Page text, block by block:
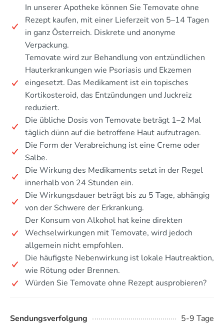
In unserer Apotheke können Sie Temovate ohne
Rezept kaufen, mit einer Lieferzeit von 5–14 Tagen
in ganz Österreich. Diskrete und anonyme
Verpackung.
Temovate wird zur Behandlung von entzündlichen
Hauterkrankungen wie Psoriasis und Ekzemen
eingesetzt. Das Medikament ist ein topisches
Kortikosteroid, das Entzündungen und Juckreiz
reduziert.
Die übliche Dosis von Temovate beträgt 1–2 Mal
täglich dünn auf die betroffene Haut aufzutragen.
Die Form der Verabreichung ist eine Creme oder
Salbe.
Die Wirkung des Medikaments setzt in der Regel
innerhalb von 24 Stunden ein.
Die Wirkungsdauer beträgt bis zu 5 Tage, abhängig
von der Schwere der Erkrankung.
Der Konsum von Alkohol hat keine direkten
Wechselwirkungen mit Temovate, wird jedoch
allgemein nicht empfohlen.
Die häufigste Nebenwirkung ist lokale Hautreaktion,
wie Rötung oder Brennen.
Würden Sie Temovate ohne Rezept ausprobieren?
Sendungsverfolgung
5-9 Tage